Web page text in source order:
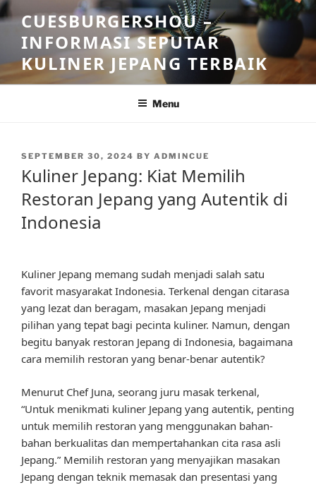
Skip
to
content
CUESBURGERSHOU –
INFORMASI SEPUTAR
KULINER JEPANG TERBAIK
Menu
POSTED
SEPTEMBER 30, 2024 BY ADMINCUE
Kuliner Jepang: Kiat Memilih
Restoran Jepang yang Autentik di
Indonesia
Kuliner Jepang memang sudah menjadi salah satu
favorit masyarakat Indonesia. Terkenal dengan citarasa
yang lezat dan beragam, masakan Jepang menjadi
pilihan yang tepat bagi pecinta kuliner. Namun, dengan
begitu banyak restoran Jepang di Indonesia, bagaimana
cara memilih restoran yang benar-benar autentik?
Menurut Chef Juna, seorang juru masak terkenal,
“Untuk menikmati kuliner Jepang yang autentik, penting
untuk memilih restoran yang menggunakan bahan-
bahan berkualitas dan mempertahankan cita rasa asli
Jepang.” Memilih restoran yang menyajikan masakan
Jepang dengan teknik memasak dan presentasi yang